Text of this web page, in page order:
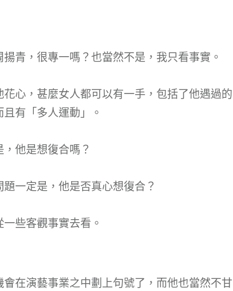
青，很專一嗎？也當然不是，我只看事實。
心，甚麼女人都可以有一手，包括了他遇過的
有「多人運動」。
他是想復合嗎？
一定是，他是否真心想復合？
些客觀事實去看。
在演藝事業之中劃上句號了，而他也當然不甘